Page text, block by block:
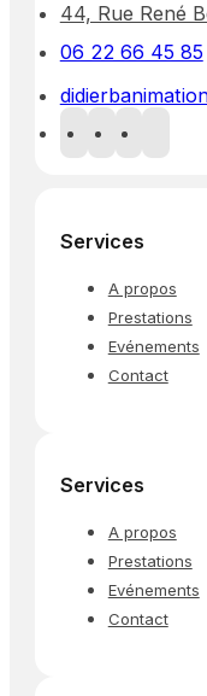
44, Rue René
06 22 66 45 85
Services
A propos
Prestations
Evénements
Contact
Services
A propos
Prestations
Evénements
Contact